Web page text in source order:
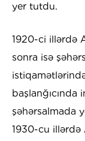
yer tutdu.
1920-ci illərdə
sonra isə
başlanğıcında
şəhərsalmada
1930-cu illərdə